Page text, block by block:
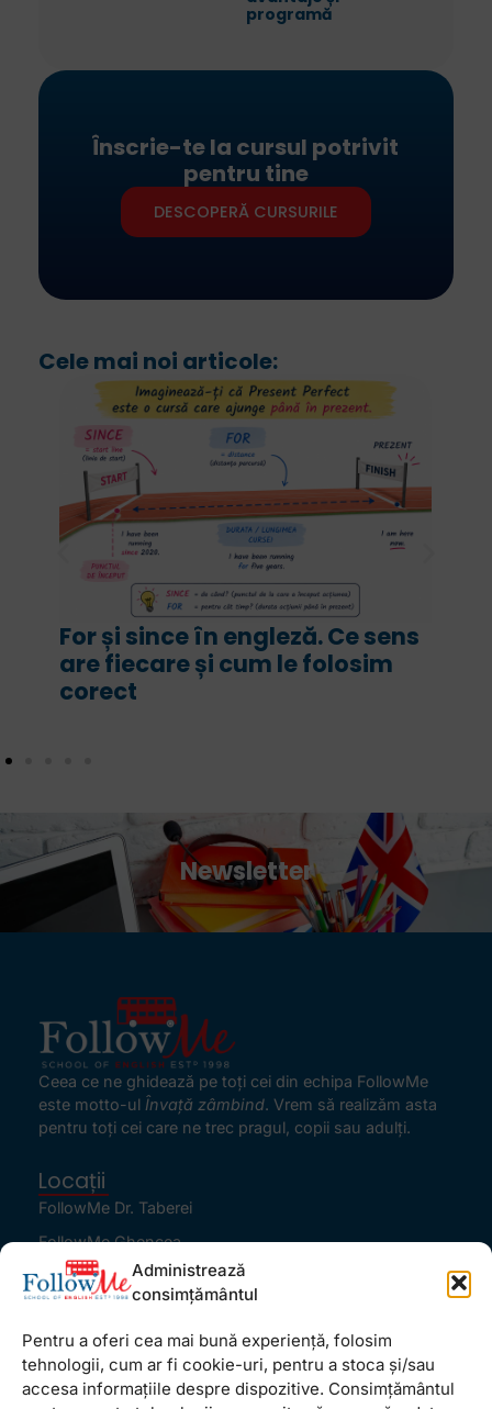
Administrează
consimțământul
Pentru a oferi cea mai bună experiență, folosim
tehnologii, cum ar fi cookie-uri, pentru a stoca și/sau
accesa informațiile despre dispozitive. Consimțământul
programă
Înscrie-te la cursul potrivit
pentru tine
DESCOPERĂ CURSURILE
Cele mai noi articole:
For și since în engleză. Ce sens
are fiecare și cum le folosim
corect
Newsletter
Ceea ce ne ghidează pe toţi cei din echipa FollowMe
este motto-ul Învaţă zâmbind. Vrem să realizăm asta
pentru toţi cei care ne trec pragul, copii sau adulţi.
Locații
FollowMe Dr. Taberei
FollowMe Ghencea
FollowMe Titan
Informații Utile
Regulament FollowMe